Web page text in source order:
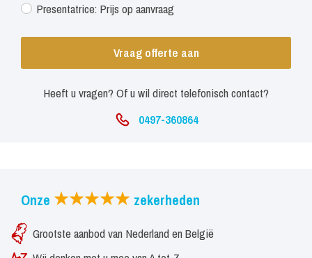
Presentatrice: Prijs op aanvraag
Vraag offerte aan
Heeft u vragen? Of u wil direct telefonisch contact?
0497-360864
Onze zekerheden
Grootste aanbod van Nederland en België